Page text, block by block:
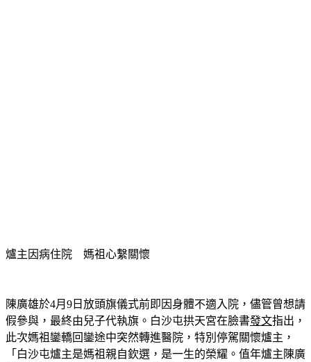
爐主因病住院　媽祖心繫關懷
陳廣雄於4月9日放頭旗儀式前即因身體不適入院，儘管曾想請
假參與，最終由兒子代執旗。白沙屯拱天宮在臉書發文指出，
此次媽祖鑾轎回鑾途中突然轉進醫院，特別停駕關懷爐主，
「白沙屯爐主是媽祖親自欽選，是一生的榮耀。值年爐主陳廣